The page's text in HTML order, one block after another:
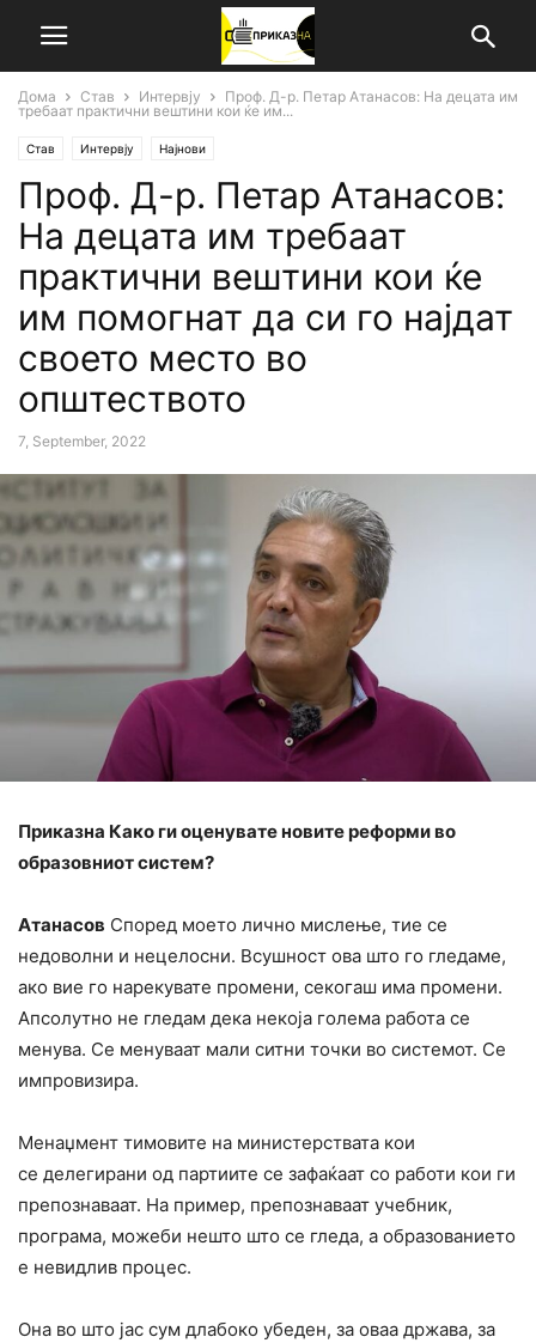
Дома Став Интервју
Проф. Д-р. Петар Атанасов: На децата им
требаат практични вештини кои ќе им...
Став Интервју Најнови
Проф. Д-р. Петар Атанасов:
На децата им требаат
практични вештини кои ќе
им помогнат да си го најдат
своето место во
општеството
7, September, 2022
Приказна Како ги оценувате новите реформи во
образовниот систем?
Атанасов Според моето лично мислење, тие се
недоволни и нецелосни. Всушност ова што го гледаме,
ако вие го нарекувате промени, секогаш има промени.
Апсолутно не гледам дека некоја голема работа се
менува. Се менуваат мали ситни точки во системот. Се
импровизира.
Менаџмент тимовите на министерствата кои
се делегирани од партиите се зафаќаат со работи кои ги
препознаваат. На пример, препознаваат учебник,
програма, можеби нешто што се гледа, а образованието
е невидлив процес.
Она во што јас сум длабоко убеден, за оваа држава, за